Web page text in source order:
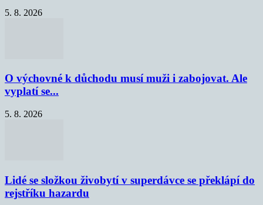
5. 8. 2026
O výchovné k důchodu musí muži i zabojovat. Ale
vyplatí se...
5. 8. 2026
Lidé se složkou živobytí v superdávce se překlápí do
rejstříku hazardu